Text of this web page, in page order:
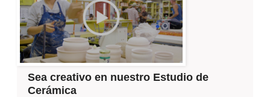
Sea creativo en nuestro Estudio de
Cerámica